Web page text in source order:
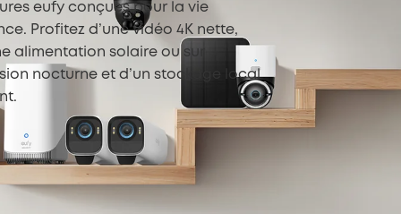
eufy conçues pour la vie
Profitez d’une vidéo 4K nette,
alimentation solaire ou sur
nocturne et d’un stockage local